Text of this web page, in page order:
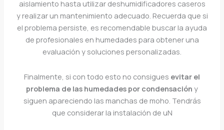
aislamiento hasta utilizar deshumidificadores caseros
y realizar un mantenimiento adecuado. Recuerda que si
el problema persiste, es recomendable buscar la ayuda
de profesionales en humedades para obtener una
evaluación y soluciones personalizadas.
Finalmente, si con todo esto no consigues evitar el
problema de las humedades por condensación y
siguen apareciendo las manchas de moho. Tendrás
que considerar la instalación de uN